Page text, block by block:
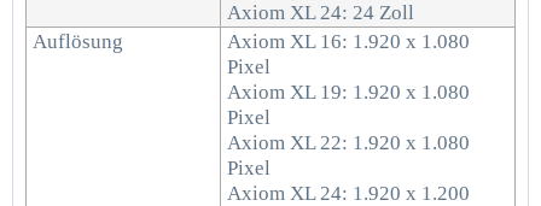
Axiom XL 24: 24 Zoll
Auflösung
Axiom XL 16: 1.920 x 1.080
Pixel
Axiom XL 19: 1.920 x 1.080
Pixel
Axiom XL 22: 1.920 x 1.080
Pixel
Axiom XL 24: 1.920 x 1.200